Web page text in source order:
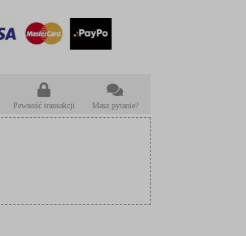
Pewność transakcji Masz pytanie?